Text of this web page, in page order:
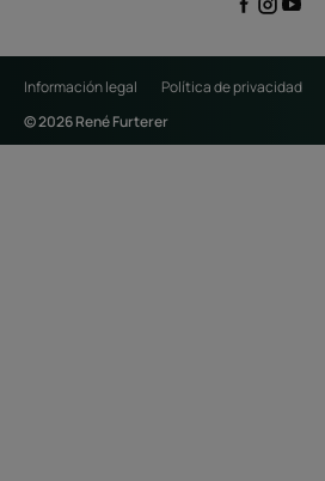
Información legal Política de privacidad
© 2026 René Furterer